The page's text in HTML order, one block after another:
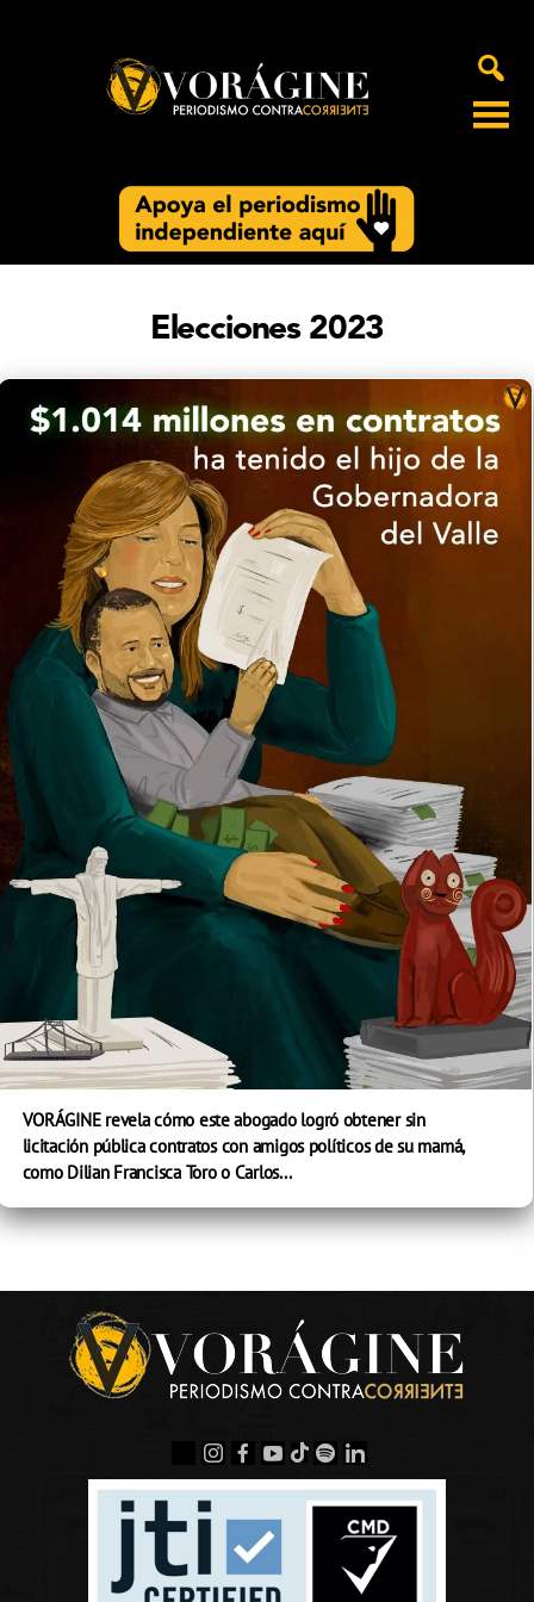
Elecciones 2023
VORÁGINE revela cómo este abogado logró obtener sin
licitación pública contratos con amigos políticos de su mamá,
como Dilian Francisca Toro o Carlos...